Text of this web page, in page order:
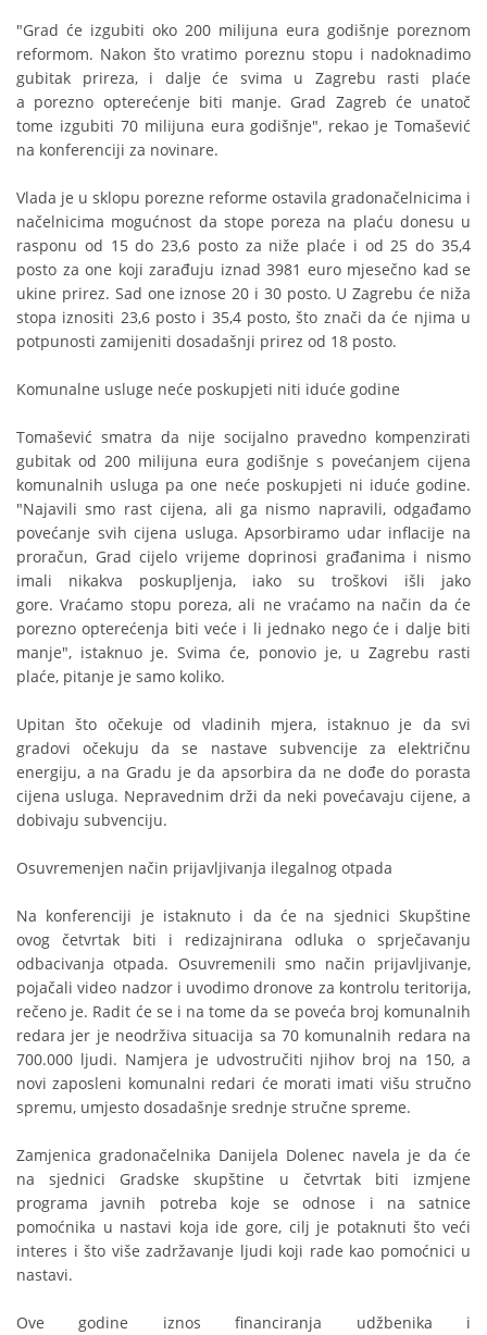
"Grad će izgubiti oko 200 milijuna eura godišnje poreznom
reformom. Nakon što vratimo poreznu stopu i nadoknadimo
gubitak prireza, i dalje će svima u Zagrebu rasti plaće
a porezno opterećenje biti manje. Grad Zagreb će unatoč
tome izgubiti 70 milijuna eura godišnje", rekao je Tomašević
na konferenciji za novinare.
Vlada je u sklopu porezne reforme ostavila gradonačelnicima i
načelnicima mogućnost da stope poreza na plaću donesu u
rasponu od 15 do 23,6 posto za niže plaće i od 25 do 35,4
posto za one koji zarađuju iznad 3981 euro mjesečno kad se
ukine prirez. Sad one iznose 20 i 30 posto. U Zagrebu će niža
stopa iznositi 23,6 posto i 35,4 posto, što znači da će njima u
potpunosti zamijeniti dosadašnji prirez od 18 posto.
Komunalne usluge neće poskupjeti niti iduće godine
Tomašević smatra da nije socijalno pravedno kompenzirati
gubitak od 200 milijuna eura godišnje s povećanjem cijena
komunalnih usluga pa one neće poskupjeti ni iduće godine.
"Najavili smo rast cijena, ali ga nismo napravili, odgađamo
povećanje svih cijena usluga. Apsorbiramo udar inflacije na
proračun, Grad cijelo vrijeme doprinosi građanima i nismo
imali nikakva poskupljenja, iako su troškovi išli jako
gore. Vraćamo stopu poreza, ali ne vraćamo na način da će
porezno opterećenja biti veće i li jednako nego će i dalje biti
manje", istaknuo je. Svima će, ponovio je, u Zagrebu rasti
plaće, pitanje je samo koliko.
Upitan što očekuje od vladinih mjera, istaknuo je da svi
gradovi očekuju da se nastave subvencije za električnu
energiju, a na Gradu je da apsorbira da ne dođe do porasta
cijena usluga. Nepravednim drži da neki povećavaju cijene, a
dobivaju subvenciju.
Osuvremenjen način prijavljivanja ilegalnog otpada
Na konferenciji je istaknuto i da će na sjednici Skupštine
ovog četvrtak biti i redizajnirana odluka o sprječavanju
odbacivanja otpada. Osuvremenili smo način prijavljivanje,
pojačali video nadzor i uvodimo dronove za kontrolu teritorija,
rečeno je. Radit će se i na tome da se poveća broj komunalnih
redara jer je neodrživa situacija sa 70 komunalnih redara na
700.000 ljudi. Namjera je udvostručiti njihov broj na 150, a
novi zaposleni komunalni redari će morati imati višu stručno
spremu, umjesto dosadašnje srednje stručne spreme.
Zamjenica gradonačelnika Danijela Dolenec navela je da će
na sjednici Gradske skupštine u četvrtak biti izmjene
programa javnih potreba koje se odnose i na satnice
pomoćnika u nastavi koja ide gore, cilj je potaknuti što veći
interes i što više zadržavanje ljudi koji rade kao pomoćnici u
nastavi.
Ove godine iznos financiranja udžbenika i